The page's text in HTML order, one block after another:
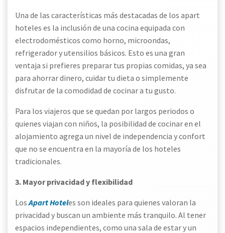
Una de las características más destacadas de los apart
hoteles es la inclusión de una cocina equipada con
electrodomésticos como horno, microondas,
refrigerador y utensilios básicos. Esto es una gran
ventaja si prefieres preparar tus propias comidas, ya sea
para ahorrar dinero, cuidar tu dieta o simplemente
disfrutar de la comodidad de cocinar a tu gusto.
Para los viajeros que se quedan por largos periodos o
quienes viajan con niños, la posibilidad de cocinar en el
alojamiento agrega un nivel de independencia y confort
que no se encuentra en la mayoría de los hoteles
tradicionales.
3. Mayor privacidad y flexibilidad
LosApart Hoteles son ideales para quienes valoran la
privacidad y buscan un ambiente más tranquilo. Al tener
espacios independientes, como una sala de estar y un